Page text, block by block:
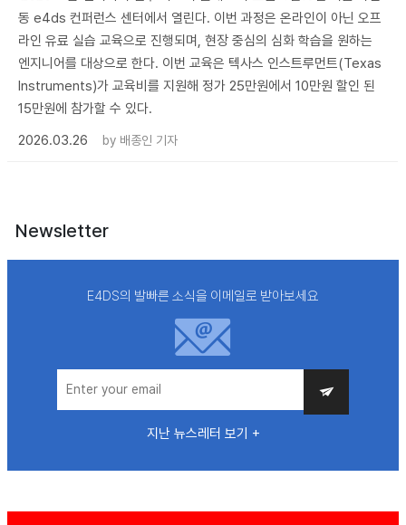
동 e4ds 컨퍼런스 센터에서 열린다. 이번 과정은 온라인이 아닌 오프
라인 유료 실습 교육으로 진행되며, 현장 중심의 심화 학습을 원하는
엔지니어를 대상으로 한다. 이번 교육은 텍사스 인스트루먼트(Texas
Instruments)가 교육비를 지원해 정가 25만원에서 10만원 할인 된
15만원에 참가할 수 있다.
2026.03.26
by 배종인 기자
Newsletter
E4DS의 발빠른 소식을 이메일로 받아보세요
지난 뉴스레터 보기 +